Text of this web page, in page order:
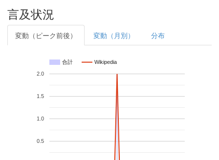
言及状況
変動（ピーク前後） 変動（月別） 分布
合計 Wikipedia
0.5
1.0
1.5
2.0